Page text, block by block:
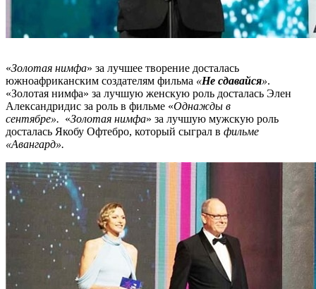
«Золотая нимфа» за лучшее творение досталась
южноафриканским создателям фильма «Не сдавайся».
«Золотая нимфа» за лучшую женскую роль досталась Элен
Александридис за роль в фильме «Однажды в
сентябре». «Золотая нимфа» за лучшую мужскую роль
досталась Якобу Офтебро, который сыграл в фильме
«Авангард».